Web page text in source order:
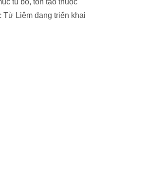
tu bổ, tôn tạo thuộc
Từ Liêm đang triển khai